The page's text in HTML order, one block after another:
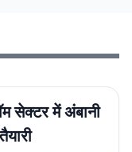
सेक्टर में अंबानी